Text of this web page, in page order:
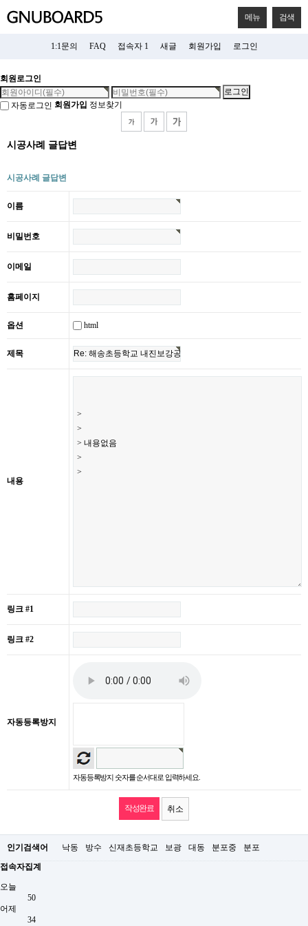
메뉴 검색
1:1문의 FAQ 접속자 1 새글 회원가입 로그인
회원로그인
자동로그인 회원가입 정보찾기
시공사례 글답변
시공사례 글답변
이름
비밀번호
이메일
홈페이지
옵션 html
제목
내용
링크 #1
링크 #2
자동등록방지
자동등록방지 숫자를 순서대로 입력하세요.
취소
인기검색어 낙동 방수 신재초등학교 보광 대동 분포중
분포
접속자집계
오늘
50
어제
34